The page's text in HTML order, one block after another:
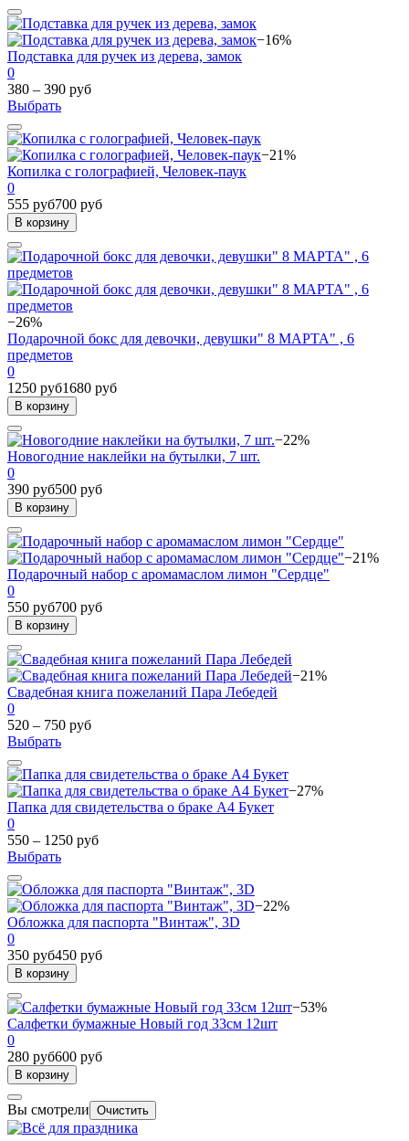
−16%
Подставка для ручек из дерева, замок
0
380 – 390 руб
Выбрать
−21%
Копилка с голографией, Человек-паук
0
555 руб700 руб
В корзину
−26%
Подарочной бокс для девочки, девушки" 8 МАРТА" , 6
предметов
0
1250 руб1680 руб
В корзину
−22%
Новогодние наклейки на бутылки, 7 шт.
0
390 руб500 руб
В корзину
−21%
Подарочный набор с аромамаслом лимон "Сердце"
0
550 руб700 руб
В корзину
−21%
Свадебная книга пожеланий Пара Лебедей
0
520 – 750 руб
Выбрать
−27%
Папка для свидетельства о браке А4 Букет
0
550 – 1250 руб
Выбрать
−22%
Обложка для паспорта "Винтаж", 3D
0
350 руб450 руб
В корзину
−53%
Салфетки бумажные Новый год 33см 12шт
0
280 руб600 руб
В корзину
Вы смотрели Очистить